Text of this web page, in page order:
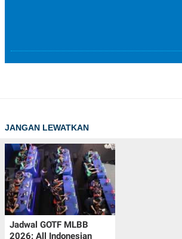
JANGAN LEWATKAN
Jadwal GOTF MLBB
2026: All Indonesian